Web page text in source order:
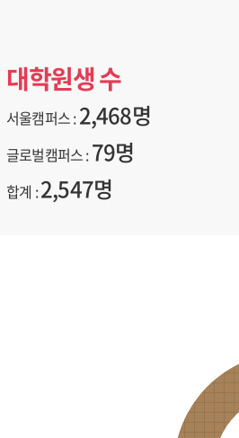
대학원생 수
서울캠퍼스 :2,468명
글로벌캠퍼스 :79명
합계 :2,547명